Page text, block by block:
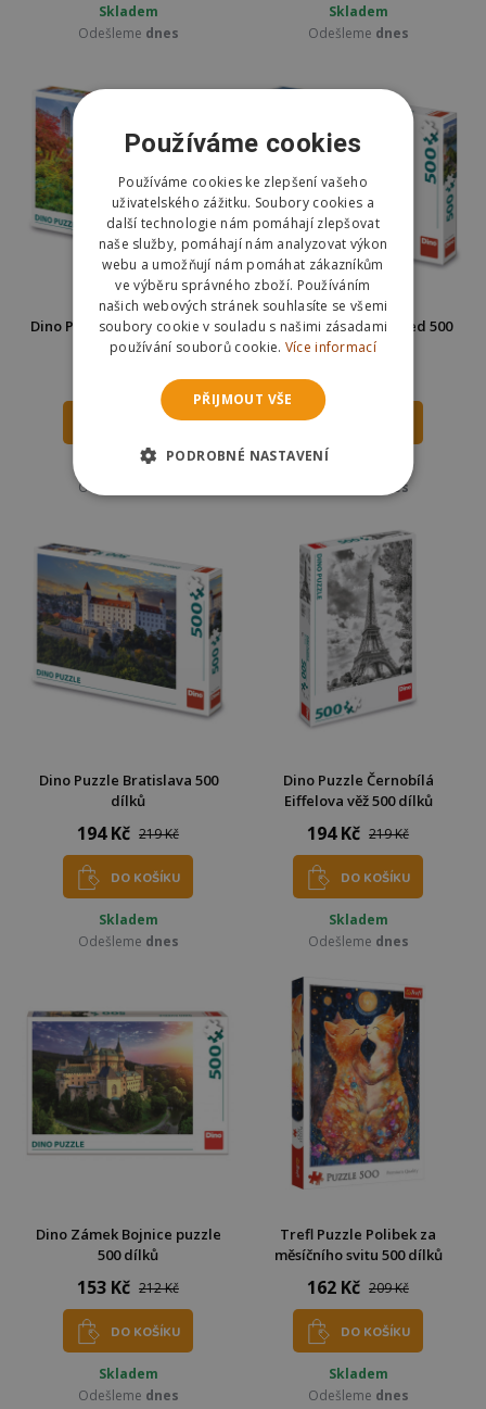
Skladem
Odešleme dnes
Skladem
Odešleme dnes
Dino Puzzle Central Park 500
dílků
219 Kč
DO KOŠÍKU
Skladem
Odešleme
Dino Puzzle Jezero Bled 500
dílků
194 Kč
dnes
Dino Puzzle Bratislava 500
dílků
194 Kč 219 Kč
DO KOŠÍKU
Skladem
Odešleme dnes
Dino Puzzle Černobílá
Eiffelova věž 500 dílků
194 Kč 219 Kč
DO KOŠÍKU
Skladem
Odešleme dnes
Dino Zámek Bojnice puzzle
500 dílků
153 Kč 212 Kč
DO KOŠÍKU
Skladem
Odešleme dnes
Trefl Puzzle Polibek za
měsíčního svitu 500 dílků
162 Kč 209 Kč
DO KOŠÍKU
Skladem
Odešleme dnes
Používáme cookies
Používáme cookies ke zlepšení vašeho
uživatelského zážitku. Soubory cookies a
další technologie nám pomáhají zlepšovat
naše služby, pomáhají nám analyzovat výkon
webu a umožňují nám pomáhat zákazníkům
ve výběru správného zboží. Používáním
našich webových stránek souhlasíte se všemi
soubory cookie v souladu s našimi zásadami
používání souborů cookie. Více informací
PŘIJMOUT VŠE
PODROBNÉ NASTAVENÍ